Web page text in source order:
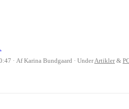
Af Karina Bundgaard UnderArtikler&